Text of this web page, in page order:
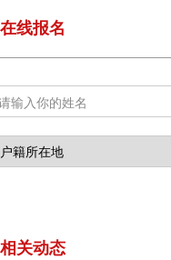
在线报名
相关动态